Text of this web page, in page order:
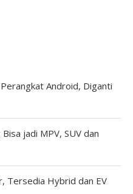
Android, Diganti
jadi MPV, SUV dan
Tersedia Hybrid dan EV